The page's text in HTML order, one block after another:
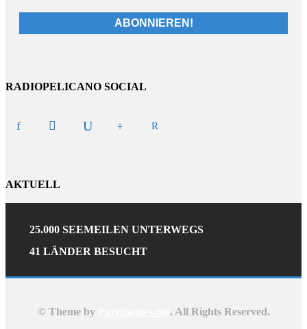
RADIOPELICANO SOCIAL
AKTUELL
25.000 SEEMEILEN UNTERWEGS
41 LÄNDER BESUCHT
© Theme by . All Rights Reserved.